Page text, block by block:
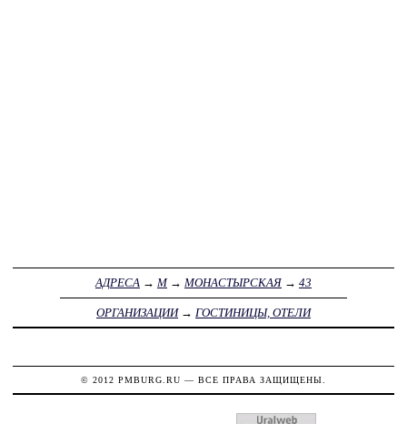
АДРЕСА → М→ МОНАСТЫРСКАЯ → 43
ОРГАНИЗАЦИИ→ ГОСТИНИЦЫ, ОТЕЛИ
© 2012 PMBURG.RU — ВСЕ ПРАВА ЗАЩИЩЕНЫ.